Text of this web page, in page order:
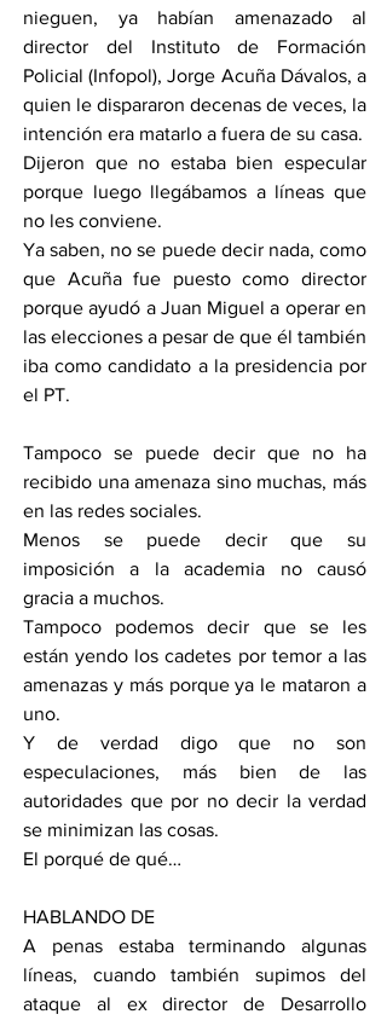
nieguen, ya habían amenazado al
director del Instituto de Formación
Policial (Infopol), Jorge Acuña Dávalos, a
quien le dispararon decenas de veces, la
intención era matarlo a fuera de su casa.
Dijeron que no estaba bien especular
porque luego llegábamos a líneas que
no les conviene.
Ya saben, no se puede decir nada, como
que Acuña fue puesto como director
porque ayudó a Juan Miguel a operar en
las elecciones a pesar de que él también
iba como candidato a la presidencia por
el PT.
Tampoco se puede decir que no ha
recibido una amenaza sino muchas, más
en las redes sociales.
Menos se puede decir que su
imposición a la academia no causó
gracia a muchos.
Tampoco podemos decir que se les
están yendo los cadetes por temor a las
amenazas y más porque ya le mataron a
uno.
Y de verdad digo que no son
especulaciones, más bien de las
autoridades que por no decir la verdad
se minimizan las cosas.
El porqué de qué…
HABLANDO DE
A penas estaba terminando algunas
líneas, cuando también supimos del
ataque al ex director de Desarrollo